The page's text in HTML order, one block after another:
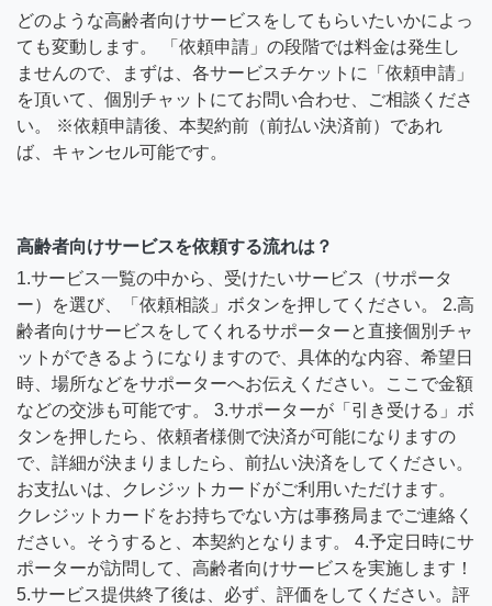
どのような高齢者向けサービスをしてもらいたいかによっ
ても変動します。 「依頼申請」の段階では料金は発生し
ませんので、まずは、各サービスチケットに「依頼申請」
を頂いて、個別チャットにてお問い合わせ、ご相談くださ
い。 ※依頼申請後、本契約前（前払い決済前）であれ
ば、キャンセル可能です。
高齢者向けサービスを依頼する流れは？
1.サービス一覧の中から、受けたいサービス（サポータ
ー）を選び、「依頼相談」ボタンを押してください。 2.高
齢者向けサービスをしてくれるサポーターと直接個別チャ
ットができるようになりますので、具体的な内容、希望日
時、場所などをサポーターへお伝えください。ここで金額
などの交渉も可能です。 3.サポーターが「引き受ける」ボ
タンを押したら、依頼者様側で決済が可能になりますの
で、詳細が決まりましたら、前払い決済をしてください。
お支払いは、クレジットカードがご利用いただけます。
クレジットカードをお持ちでない方は事務局までご連絡く
ださい。そうすると、本契約となります。 4.予定日時にサ
ポーターが訪問して、高齢者向けサービスを実施します！
5.サービス提供終了後は、必ず、評価をしてください。評